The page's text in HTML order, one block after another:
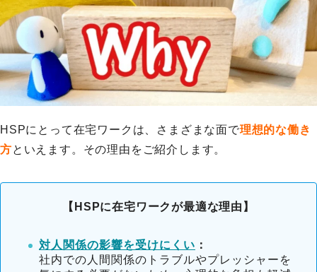
HSPにとって在宅ワークは、さまざまな面で理想的な働き
方といえます。その理由をご紹介します。
【HSPに在宅ワークが最適な理由】
対人関係の影響を受けにくい ：
社内での人間関係のトラブルやプレッシャーを